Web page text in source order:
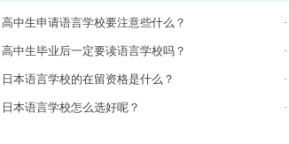
高中生申请语言学校要注意些什么？ ·
高中生毕业后一定要读语言学校吗？ ·
日本语言学校的在留资格是什么？ ·
日本语言学校怎么选好呢？ ·